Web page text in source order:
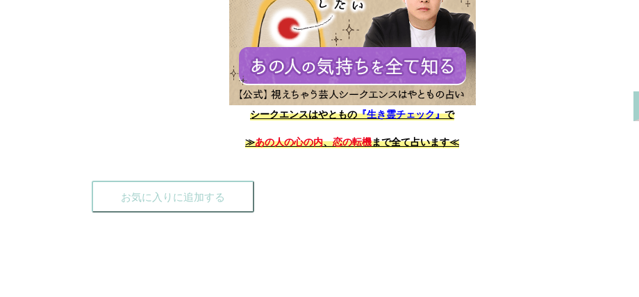
シークエンスはやともの『生き霊チェック』で
≫あの人の心の内、恋の転機まで全て占います≪
お気に入りに追加する